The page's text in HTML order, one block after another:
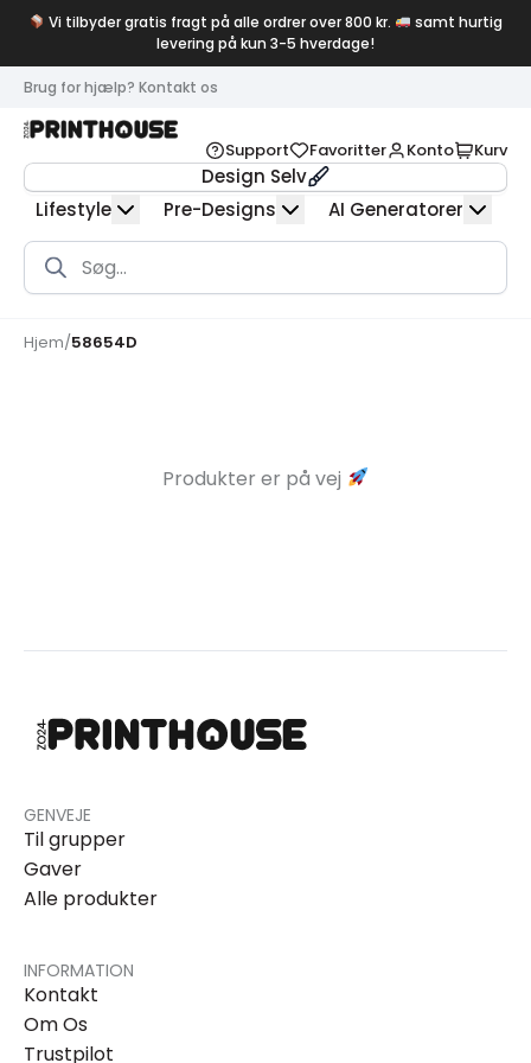
Vi tilbyder gratis fragt på alle ordrer over 800 kr.
samt hurtig
levering på kun 3-5 hverdage!
Brug for hjælp? Kontakt os
Support Favoritter Konto Kurv
Design Selv
Lifestyle
Pre-Designs AI Generatorer
Products
search
Hjem/58654D
Produkter er på vej
GENVEJE
Til grupper
Gaver
Alle produkter
INFORMATION
Kontakt
Om Os
Trustpilot